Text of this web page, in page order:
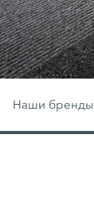
Наши бренды